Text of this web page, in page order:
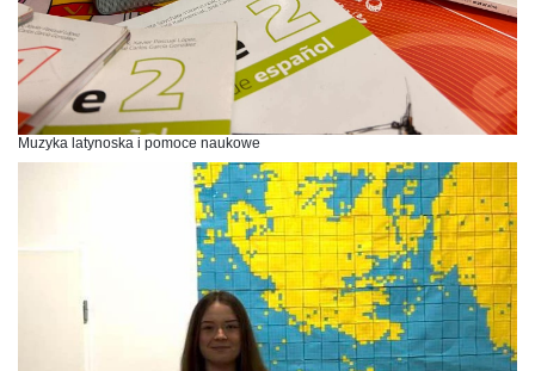
Muzyka latynoska i pomoce naukowe